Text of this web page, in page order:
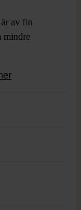
av fin
mindre